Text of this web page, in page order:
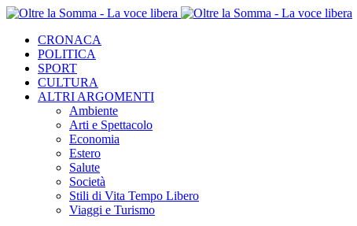
CRONACA
POLITICA
SPORT
CULTURA
ALTRI ARGOMENTI
Ambiente
Arti e Spettacolo
Economia
Estero
Salute
Società
Stili di Vita Tempo Libero
Viaggi e Turismo